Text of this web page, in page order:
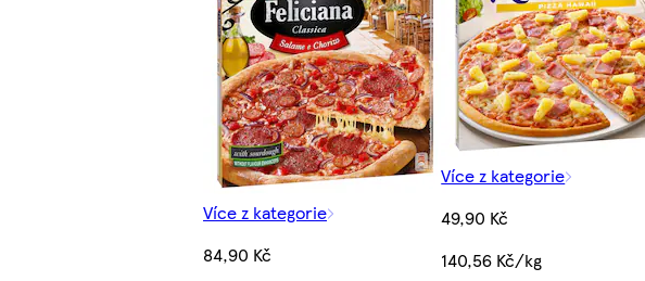
Více z kategorie
84,90 Kč
Více z kategorie
49,90 Kč
140,56 Kč/kg